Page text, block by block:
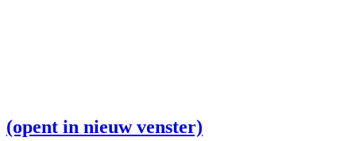
(opent in nieuw venster)